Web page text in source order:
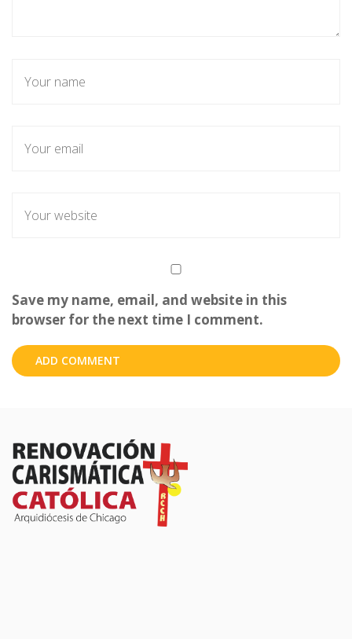
Save my name, email, and website in this
browser for the next time I comment.